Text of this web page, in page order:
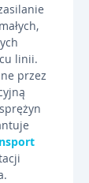
linii.
przez